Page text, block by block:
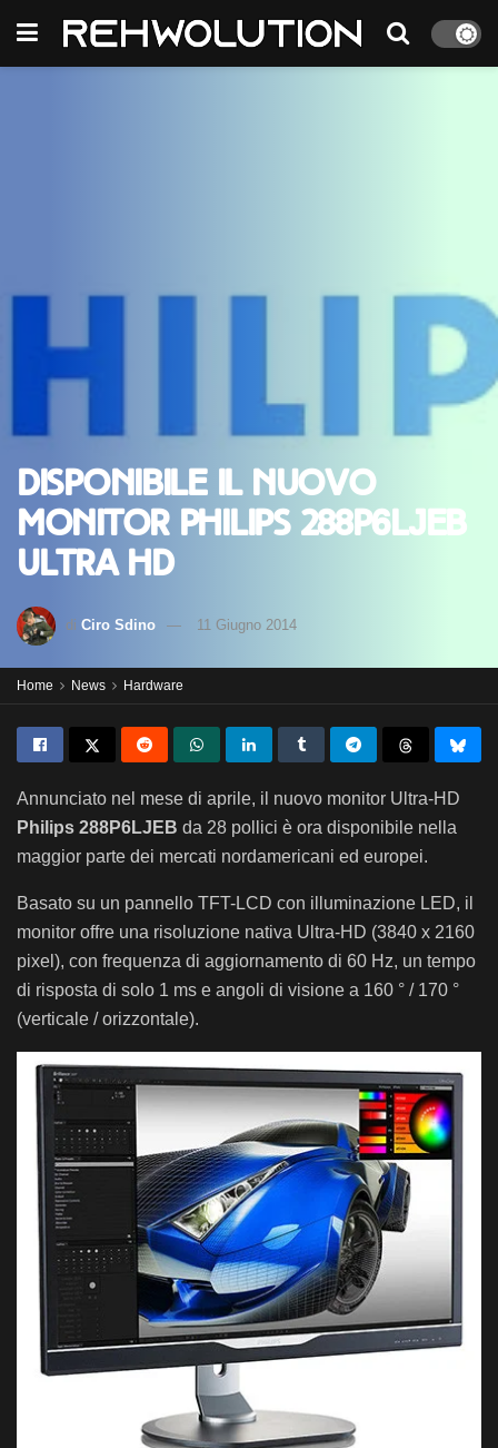
Disponibile il nuovo
monitor Philips 288P6LJEB
Ultra HD
di Ciro Sdino 11 Giugno 2014
Home News Hardware
Annunciato nel mese di aprile, il nuovo monitor Ultra-HD
Philips 288P6LJEB da 28 pollici è ora disponibile nella
maggior parte dei mercati nordamericani ed europei.
Basato su un pannello TFT-LCD con illuminazione LED, il
monitor offre una risoluzione nativa Ultra-HD (3840 x 2160
pixel), con frequenza di aggiornamento di 60 Hz, un tempo
di risposta di solo 1 ms e angoli di visione a 160 ° / 170 °
(verticale / orizzontale).